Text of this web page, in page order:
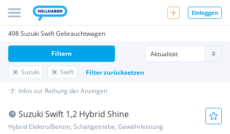
Einloggen
498 Suzuki Swift Gebrauchtwagen
Suzuki Swift Filter zurücksetzen
Filtern
Infos zur Reihung der Anzeigen
Suzuki Swift 1,2 Hybrid Shine
Hybrid Elektro/Benzin, Schaltgetriebe, Gewährleistung